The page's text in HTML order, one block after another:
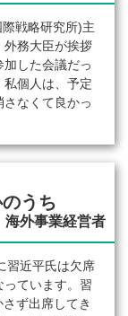
戦略研究所)主
外務大臣が挨拶
した会議だっ
個人は、予定
なくて良かっ
うち
外事業経営者
習近平氏は欠席
っています。習
ず出席してき